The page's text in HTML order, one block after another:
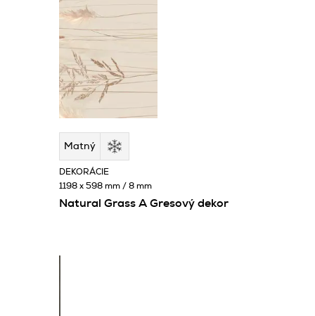
Matný
Natural Grass A Gresový dekor
DEKORÁCIE
1198 x 598 mm / 8 mm